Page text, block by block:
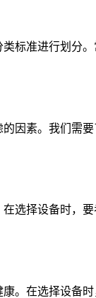
标准进行划分
因素。我们需
选择设备时，
。在选择设备